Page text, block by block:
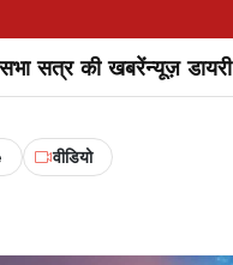
सत्र की खबरेंन्यूज़ डायरी
वीडियो